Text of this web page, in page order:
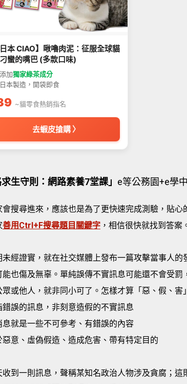
日本 CIAO】啾嚕肉泥：征服全球貓
蠻的嘴巴 (多款口味)
加獨家綠茶成分
本製造，開袋即食
~貓零食熱銷指名
去蝦皮搶購 〉
求生守則：網路素養7堂課」 e等公務園+e學
會搜尋進來，應該也是為了更快速完成測驗，貼
善用Ctrl+F搜尋題目關鍵字 ，相信很快就找到答案
未經證實，就在社交媒體上發布一篇攻擊當事人
能也傷及無辜。單純誤傳不實訊息可能還不會受
眾或他人，就非同小可了。怎樣才算「惡、假、害
錯誤的訊息，非刻意造假的不實訊息
息就是一些不可參考、有錯誤的內容
惡意、虛偽假造、造成危害、帶有特定目的
收到一則訊息，聲稱某知名政治人物涉及貪腐；